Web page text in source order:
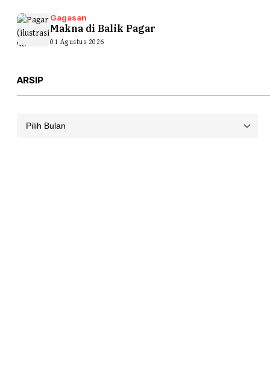
Gagasan
Makna di Balik Pagar
01 Agustus 2026
ARSIP